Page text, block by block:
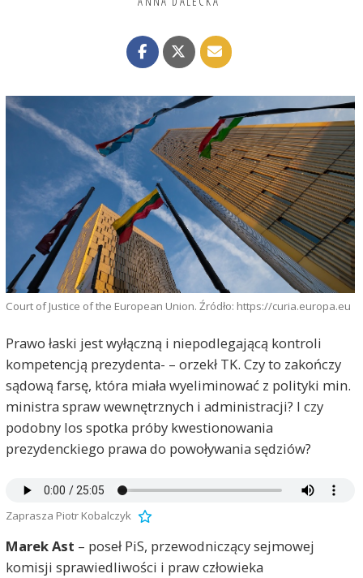
Court of Justice of the European Union. Źródło: https://curia.europa.eu
Prawo łaski jest wyłączną i niepodlegającą kontroli
kompetencją prezydenta- – orzekł TK. Czy to zakończy
sądową farsę, która miała wyeliminować z polityki min.
ministra spraw wewnętrznych i administracji? I czy
podobny los spotka próby kwestionowania
prezydenckiego prawa do powoływania sędziów?
Zaprasza Piotr Kobalczyk
Marek Ast – poseł PiS, przewodniczący sejmowej
komisji sprawiedliwości i praw człowieka